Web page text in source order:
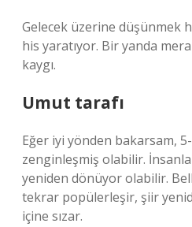
Gelecek üzerine düşünmek
his yaratıyor. Bir yanda
kaygı.
Umut tarafı
Eğer iyi yönden bakarsam,
zenginleşmiş olabilir.
yeniden dönüyor olabilir.
tekrar popülerleşir, şiir
içine sızar.